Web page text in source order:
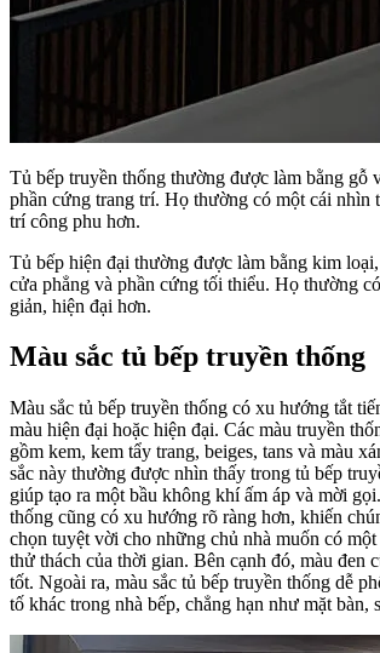
Tủ bếp truyền thống thường được làm bằng gỗ
phần cứng trang trí. Họ thường có một cái nhìn
trí công phu hơn.
Tủ bếp hiện đại thường được làm bằng kim
cửa phẳng và phần cứng tối thiểu. Họ thường
giản, hiện đại hơn.
Màu sắc tủ bếp truyền thống
Màu sắc tủ bếp truyền thống có xu hướng tắt
màu hiện đại hoặc hiện đại. Các màu truyền
gồm kem, kem tẩy trang, beiges, tans và màu
sắc này thường được nhìn thấy trong tủ bếp
giúp tạo ra một bầu không khí ấm áp và mời
thống cũng có xu hướng rõ ràng hơn, khiến
chọn tuyệt vời cho những chủ nhà muốn có
thử thách của thời gian. Bên cạnh đó, màu đen
tốt. Ngoài ra, màu sắc tủ bếp truyền thống dễ
tố khác trong nhà bếp, chẳng hạn như mặt bàn,